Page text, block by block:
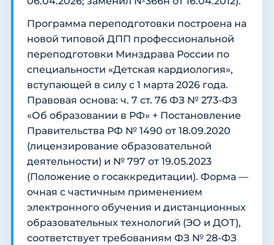
Программа переподготовки построена на
новой типовой ДПП профессиональной
переподготовки Минздрава России по
специальности «Детская кардиология»,
вступающей в силу с 1 марта 2026 года.
Правовая основа: ч. 7 ст. 76 ФЗ № 273-ФЗ
«Об образовании в РФ» + Постановление
Правительства РФ № 1490 от 18.09.2020
(лицензирование образовательной
деятельности) и № 797 от 19.05.2023
(Положение о госаккредитации). Форма —
очная с частичным применением
электронного обучения и дистанционных
образовательных технологий (ЭО и ДОТ),
соответствует требованиям ФЗ № 28-ФЗ